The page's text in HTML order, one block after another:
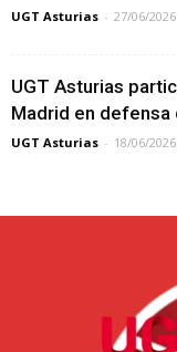
UGT Asturias - 27/06/2026
UGT Asturias
Madrid en defensa
UGT Asturias - 18/06/2026